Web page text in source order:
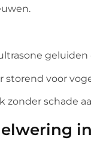
geluiden
storend voor
schade